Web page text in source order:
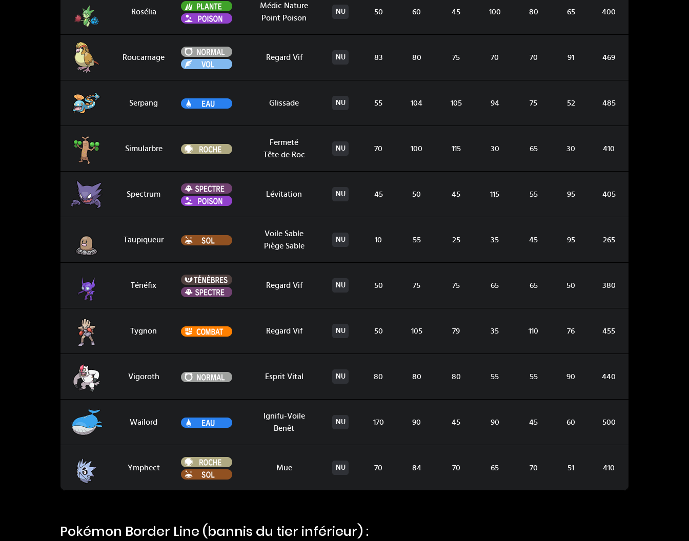
Rosélia
Plante
Poison
Médic Nature
Point Poison
NU 50 60 45 100 80 65 400
Roucarnage
Normal
Vol
Regard Vif NU 83 80 75 70 70 91 469
Serpang
Eau Glissade NU 55 104 105 94 75 52 485
Simularbre
Roche
Fermeté
Tête de Roc
NU 70 100 115 30 65 30 410
Spectrum
Spectre
Poison
Lévitation NU 45 50 45 115 55 95 405
Taupiqueur
Sol
Voile Sable
Piège Sable
NU 10 55 25 35 45 95 265
Ténéfix
Ténèbres
Spectre
Regard Vif NU 50 75 75 65 65 50 380
Tygnon
Combat Regard Vif NU 50 105 79 35 110 76 455
Vigoroth
Normal Esprit Vital NU 80 80 80 55 55 90 440
Wailord
Eau
Ignifu-Voile
Benêt
NU 170 90 45 90 45 60 500
Ymphect
Roche
Sol
Mue NU 70 84 70 65 70 51 410
Pokémon Border Line (bannis du tier inférieur) :